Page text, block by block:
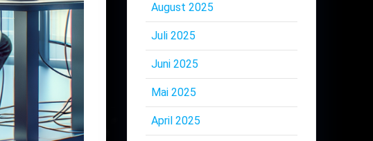
August 2025
Juli 2025
Juni 2025
Mai 2025
April 2025